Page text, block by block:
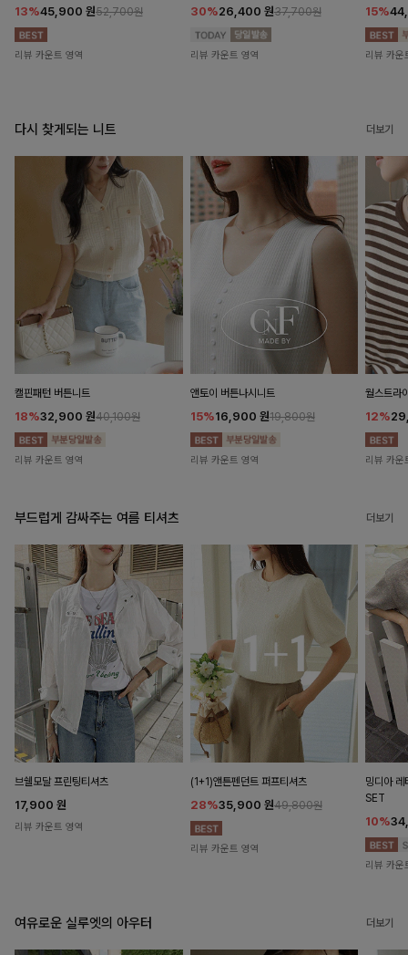
13%45,900 원52,700원
리뷰 카운트 영역
30%26,400 원37,700원
리뷰 카운트 영역
15%
리뷰 카운
다시 찾게되는 니트 더보기
캘핀패턴 버튼니트
18%32,900 원40,100원
리뷰 카운트 영역
앤토이 버튼나시니트
15%16,900 원19,800원
리뷰 카운트 영역
월스트라
12%
리뷰 카운
부드럽게 감싸주는 여름 티셔츠 더보기
브쉘모달 프린팅티셔츠
17,900 원
리뷰 카운트 영역
(1+1)앤튼펜던트 퍼프티셔츠
28%35,900 원49,800원
리뷰 카운트 영역
밍디아 레
SET
10%
리뷰 카운
여유로운 실루엣의 아우터 더보기